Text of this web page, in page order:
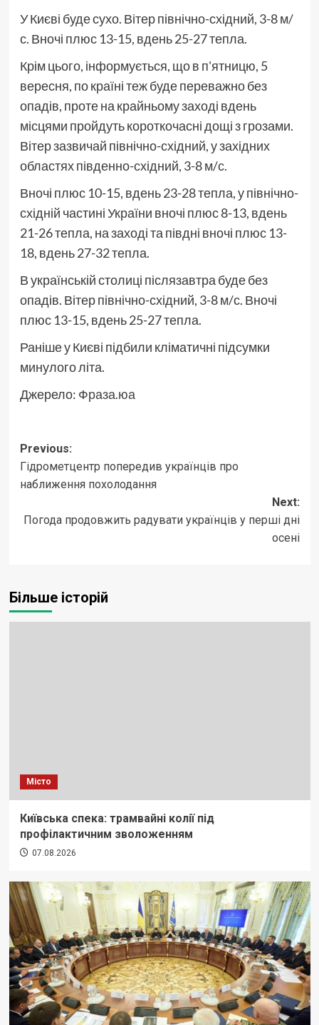
У Києві буде сухо. Вітер північно-східний, 3-8 м/
с. Вночі плюс 13-15, вдень 25-27 тепла.
Крім цього, інформується, що в п'ятницю, 5
вересня, по країні теж буде переважно без
опадів, проте на крайньому заході вдень
місцями пройдуть короткочасні дощі з грозами.
Вітер зазвичай північно-східний, у західних
областях південно-східний, 3-8 м/с.
Вночі плюс 10-15, вдень 23-28 тепла, у північно-
східній частині України вночі плюс 8-13, вдень
21-26 тепла, на заході та півдні вночі плюс 13-
18, вдень 27-32 тепла.
В українській столиці післязавтра буде без
опадів. Вітер північно-східний, 3-8 м/с. Вночі
плюс 13-15, вдень 25-27 тепла.
Раніше у Києві підбили кліматичні підсумки
минулого літа.
Джерело: Фраза.юа
Post
navigation
Previous:
Гідрометцентр попередив українців про
наближення похолодання
Next:
Погода продовжить радувати українців у перші дні
осені
Більше історій
Місто
Київська спека: трамвайні колії під
профілактичним зволоженням
07.08.2026